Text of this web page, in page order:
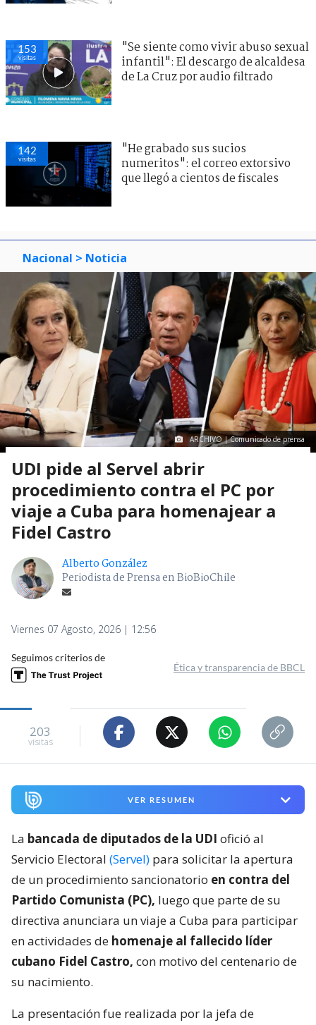
153
visitas
"Se siente como vivir abuso sexual
infantil": El descargo de alcaldesa
de La Cruz por audio filtrado
142
visitas
"He grabado sus sucios
numeritos": el correo extorsivo
que llegó a cientos de fiscales
Nacional > Noticia
ARCHIVO | Comunicado de prensa
UDI pide al Servel abrir
procedimiento contra el PC por
viaje a Cuba para homenajear a
Fidel Castro
Alberto González
Periodista de Prensa en BioBioChile
Viernes 07 Agosto, 2026 | 12:56
Seguimos criterios de
Ética y transparencia de BBCL
203
visitas
VER RESUMEN
La bancada de diputados de la UDI ofició al
Servicio Electoral (Servel) para solicitar la apertura
de un procedimiento sancionatorio en contra del
Partido Comunista (PC), luego que parte de su
directiva anunciara un viaje a Cuba para participar
en actividades de homenaje al fallecido líder
cubano Fidel Castro, con motivo del centenario de
su nacimiento.
La presentación fue realizada por la jefa de